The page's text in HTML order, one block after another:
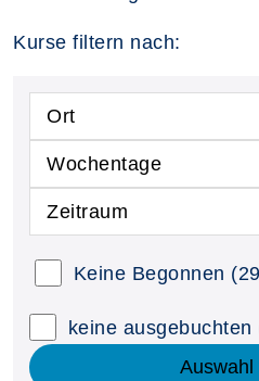
Kurse filtern nach:
Ort
Wochentage
Zeitraum
Keine Begonnen
keine ausgebuchten
Auswahl